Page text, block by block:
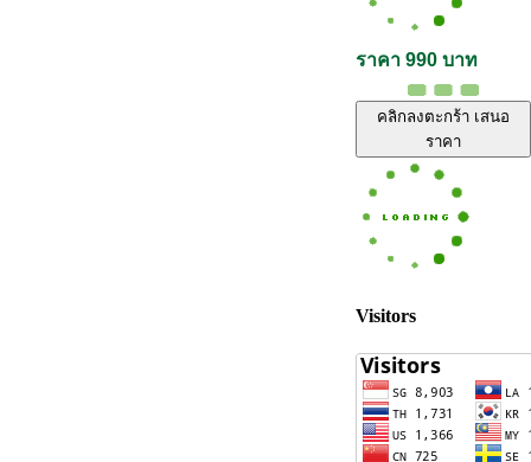
ราคา 990 บาท
คลิกลงตะกร้า เสนอ
ราคา
Visitors